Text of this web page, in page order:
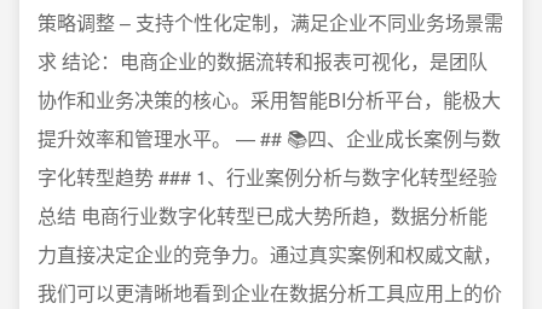
策略调整 – 支持个性化定制，满足企业不同业务场景需
求 结论：电商企业的数据流转和报表可视化，是团队
协作和业务决策的核心。采用智能BI分析平台，能极大
提升效率和管理水平。 — ## 📚四、企业成长案例与数
字化转型趋势 ### 1、行业案例分析与数字化转型经验
总结 电商行业数字化转型已成大势所趋，数据分析能
力直接决定企业的竞争力。通过真实案例和权威文献，
我们可以更清晰地看到企业在数据分析工具应用上的价